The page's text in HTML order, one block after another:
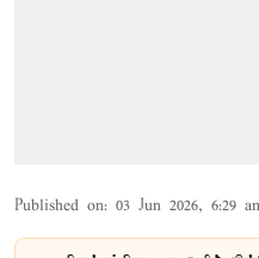
Published on: 03 Jun 2026, 6:29